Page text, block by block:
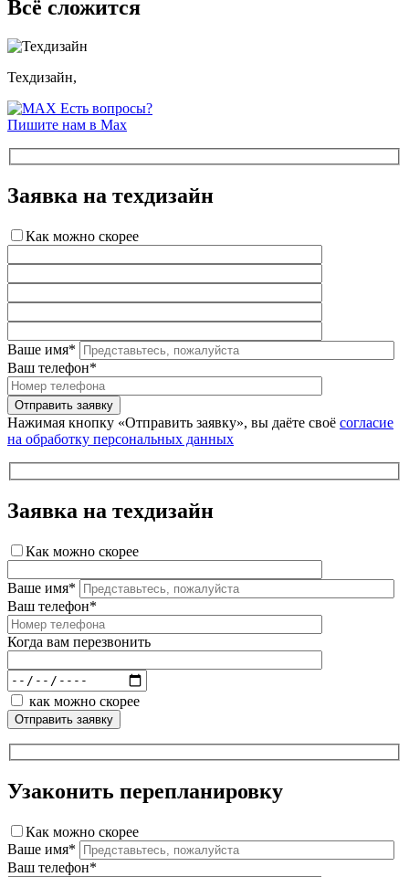
Всё сложится
Техдизайн,
Есть вопросы?
Пишите нам в Max
Заявка на техдизайн
Как можно скорее
Ваше имя*
Ваш телефон*
Нажимая кнопку «Отправить заявку», вы даёте своё согласие
на обработку персональных данных
Заявка на техдизайн
Как можно скорее
Ваше имя*
Ваш телефон*
Когда вам перезвонить
как можно скорее
Узаконить перепланировку
Как можно скорее
Ваше имя*
Ваш телефон*